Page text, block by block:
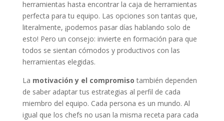
herramientas hasta encontrar la caja de herramientas
perfecta para tu equipo. Las opciones son tantas que,
literalmente, ¡podemos pasar días hablando solo de
esto! Pero un consejo: invierte en formación para que
todos se sientan cómodos y productivos con las
herramientas elegidas.
La motivación y el compromiso también dependen
de saber adaptar tus estrategias al perfil de cada
miembro del equipo. Cada persona es un mundo. Al
igual que los chefs no usan la misma receta para cada